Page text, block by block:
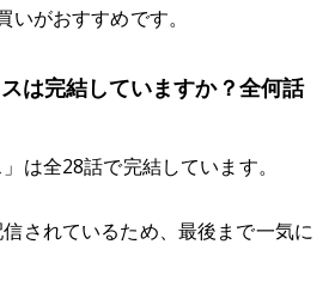
がおすすめです。
は完結していますか？全何話
は全28話で完結しています。
されているため、最後まで一気に